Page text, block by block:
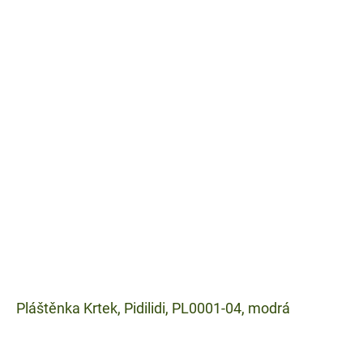
Pláštěnka Krtek, Pidilidi, PL0001-04, modrá